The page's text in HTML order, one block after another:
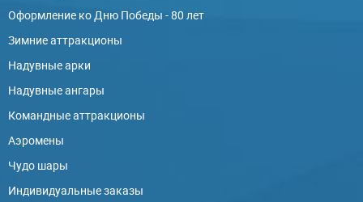
Оформление ко Дню Победы - 80 лет
Зимние аттракционы
Надувные арки
Надувные ангары
Командные аттракционы
Аэромены
Чудо шары
Индивидуальные заказы